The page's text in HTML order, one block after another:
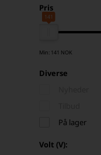
Pris
141
Min: 141 NOK
Diverse
På lager
Volt (V):